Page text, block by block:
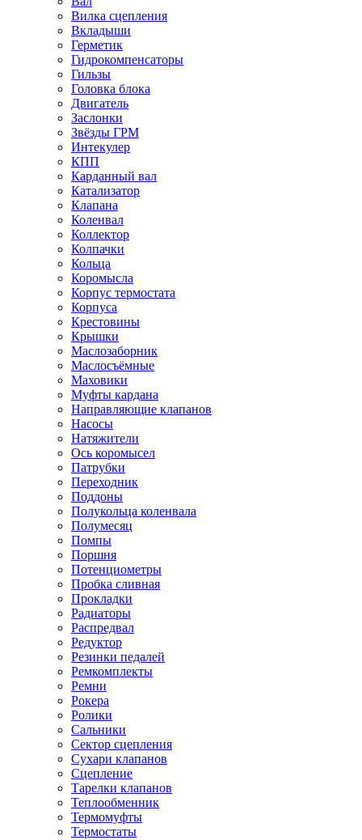
Вилка сцепления
Вкладыши
Герметик
Гидрокомпенсаторы
Гильзы
Головка блока
Двигатель
Заслонки
Звёзды ГРМ
Интекулер
КПП
Карданный вал
Катализатор
Клапана
Коленвал
Коллектор
Колпачки
Кольца
Коромысла
Корпус термостата
Корпуса
Крестовины
Крышки
Маслозаборник
Маслосъёмные
Маховики
Муфты кардана
Направляющие клапанов
Насосы
Натяжители
Ось коромысел
Патрубки
Переходник
Поддоны
Полукольца коленвала
Полумесяц
Помпы
Поршня
Потенциометры
Пробка сливная
Прокладки
Радиаторы
Распредвал
Редуктор
Резинки педалей
Ремкомплекты
Ремни
Рокера
Ролики
Сальники
Сектор сцепления
Сухари клапанов
Сцепление
Тарелки клапанов
Теплообменник
Термомуфты
Термостаты